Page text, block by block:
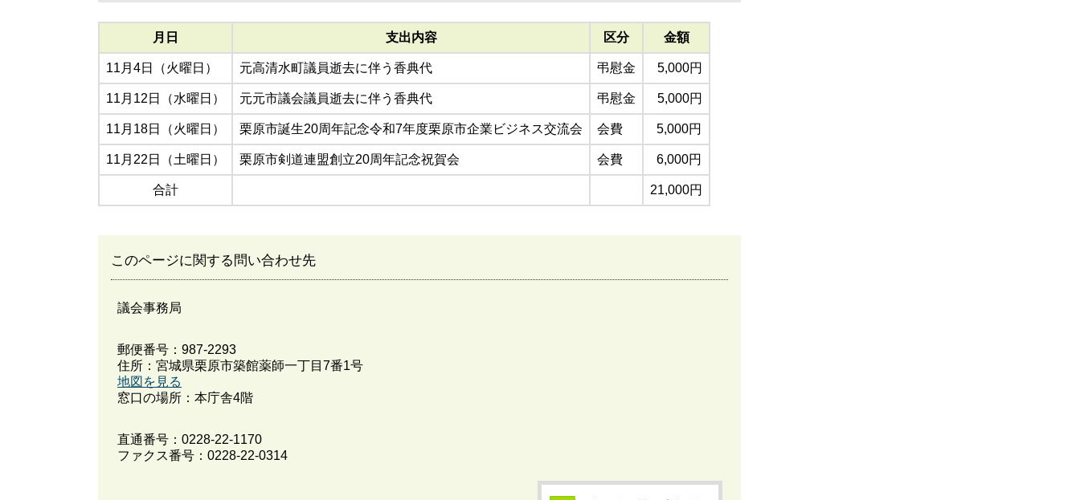
月日 支出内容 区分 金額
11月4日（火曜日） 元高清水町議員逝去に伴う香典代 弔慰金 5,000円
11月12日（水曜日） 元元市議会議員逝去に伴う香典代 弔慰金 5,000円
11月18日（火曜日） 栗原市誕生20周年記念令和7年度栗原市企業ビジネス交流会 会費 5,000円
11月22日（土曜日） 栗原市剣道連盟創立20周年記念祝賀会 会費 6,000円
合計 21,000円
このページに関する問い合わせ先
議会事務局
郵便番号：987-2293
住所：宮城県栗原市築館薬師一丁目7番1号
地図を見る
窓口の場所：本庁舎4階
直通番号： 0228-22-1170
ファクス番号：0228-22-0314